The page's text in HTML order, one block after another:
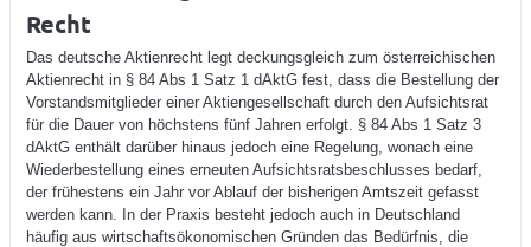
Recht
Das deutsche Aktienrecht legt deckungsgleich zum österreichischen
Aktienrecht in § 84 Abs 1 Satz 1 dAktG fest, dass die Bestellung der
Vorstandsmitglieder einer Aktiengesellschaft durch den Aufsichtsrat
für die Dauer von höchstens fünf Jahren erfolgt. § 84 Abs 1 Satz 3
dAktG enthält darüber hinaus jedoch eine Regelung, wonach eine
Wiederbestellung eines erneuten Aufsichtsratsbeschlusses bedarf,
der frühestens ein Jahr vor Ablauf der bisherigen Amtszeit gefasst
werden kann. In der Praxis besteht jedoch auch in Deutschland
häufig aus wirtschaftsökonomischen Gründen das Bedürfnis, die